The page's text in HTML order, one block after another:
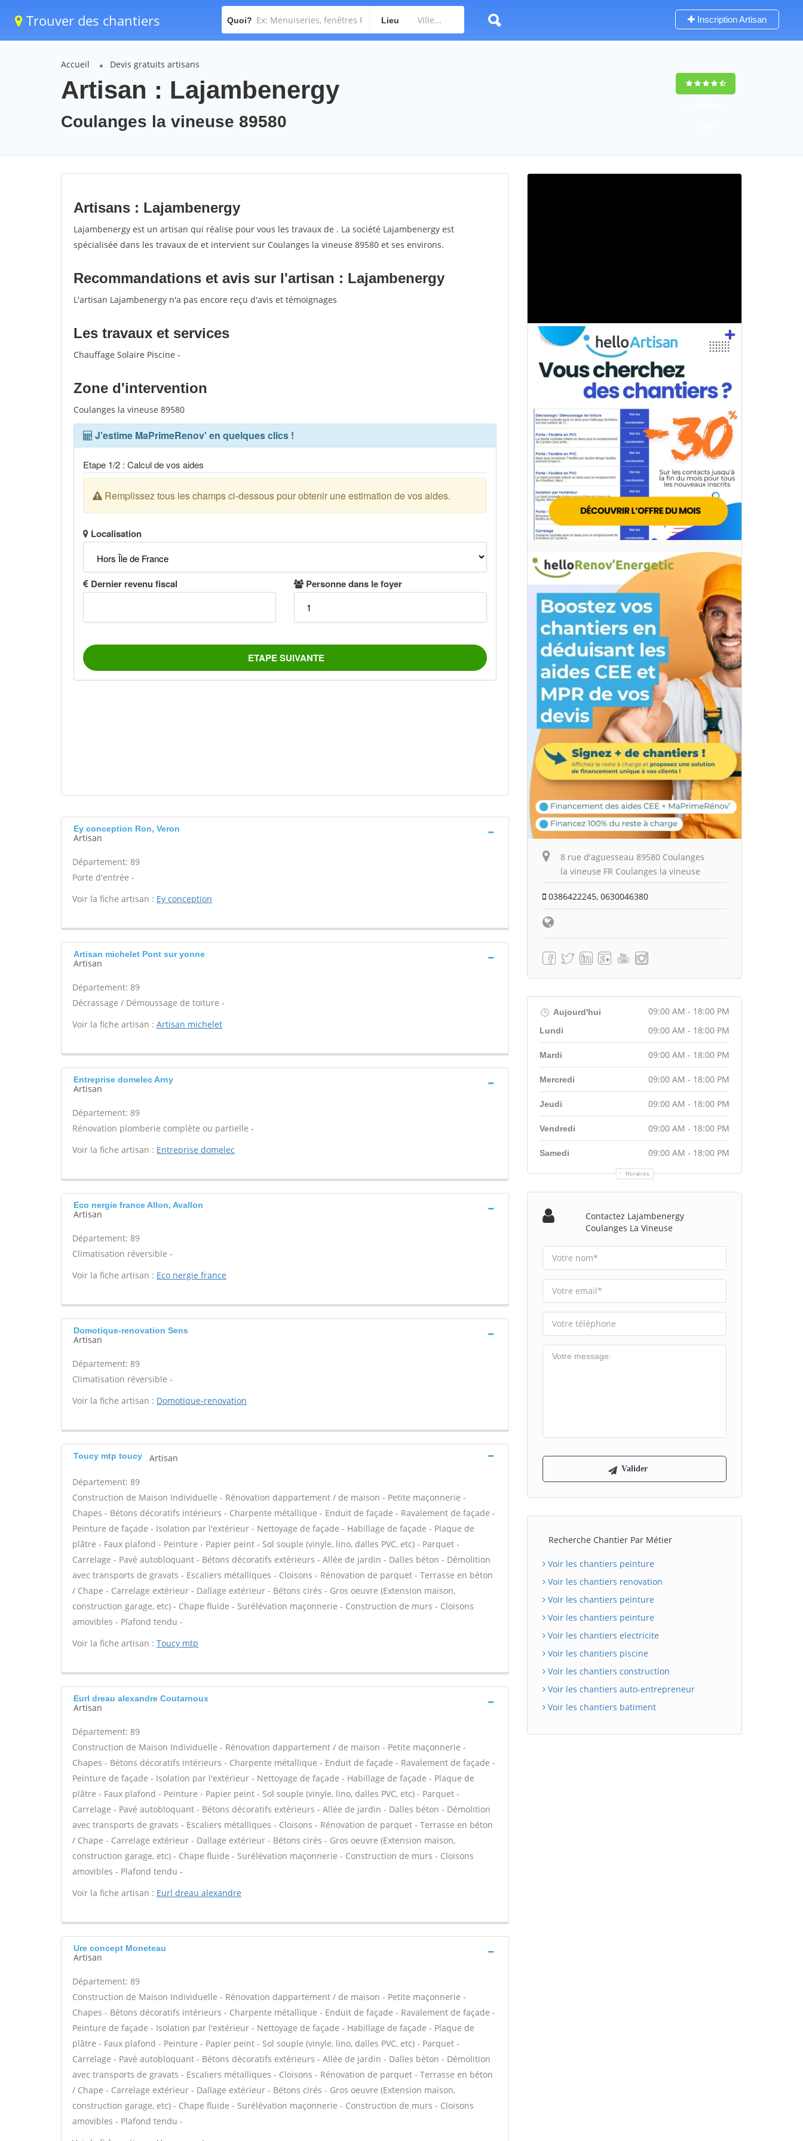
Trouver des chantiers Quoi? Lieu Inscription Artisan
Accueil Devis gratuits artisans
Artisan : Lajambenergy
Coulanges la vineuse 89580
Artisans : Lajambenergy
Lajambenergy est un artisan qui réalise pour vous les travaux de . La société Lajambenergy est
spécialisée dans les travaux de et intervient sur Coulanges la vineuse 89580 et ses environs.
Recommandations et avis sur l'artisan : Lajambenergy
L'artisan Lajambenergy n'a pas encore reçu d'avis et témoignages
Les travaux et services
Chauffage Solaire Piscine -
Zone d'intervention
Coulanges la vineuse 89580
Ey conception Ron, Veron
Artisan
Département: 89
Porte d'entrée -
Voir la fiche artisan : Ey conception
Artisan michelet Pont sur yonne
Artisan
Département: 89
Décrassage / Démoussage de toiture -
Voir la fiche artisan : Artisan michelet
Entreprise domelec Arny
Artisan
Département: 89
Rénovation plomberie complète ou partielle -
Voir la fiche artisan : Entreprise domelec
Eco nergie france Allon, Avallon
Artisan
Département: 89
Climatisation réversible -
Voir la fiche artisan : Eco nergie france
Domotique-renovation Sens
Artisan
Département: 89
Climatisation réversible -
Voir la fiche artisan : Domotique-renovation
Toucy mtp toucy Artisan
Département: 89
Construction de Maison Individuelle - Rénovation dappartement / de maison - Petite maçonnerie -
Chapes - Bétons décoratifs intérieurs - Charpente métallique - Enduit de façade - Ravalement de façade -
Peinture de façade - Isolation par l'extérieur - Nettoyage de façade - Habillage de façade - Plaque de
plâtre - Faux plafond - Peinture - Papier peint - Sol souple (vinyle, lino, dalles PVC, etc) - Parquet -
Carrelage - Pavé autobloquant - Bétons décoratifs extérieurs - Allée de jardin - Dalles béton - Démolition
avec transports de gravats - Escaliers métalliques - Cloisons - Rénovation de parquet - Terrasse en béton
/ Chape - Carrelage extérieur - Dallage extérieur - Bétons cirés - Gros oeuvre (Extension maison,
construction garage, etc) - Chape fluide - Surélévation maçonnerie - Construction de murs - Cloisons
amovibles - Plafond tendu -
Voir la fiche artisan : Toucy mtp
Eurl dreau alexandre Coutarnoux
Artisan
Département: 89
Construction de Maison Individuelle - Rénovation dappartement / de maison - Petite maçonnerie -
Chapes - Bétons décoratifs intérieurs - Charpente métallique - Enduit de façade - Ravalement de façade -
Peinture de façade - Isolation par l'extérieur - Nettoyage de façade - Habillage de façade - Plaque de
plâtre - Faux plafond - Peinture - Papier peint - Sol souple (vinyle, lino, dalles PVC, etc) - Parquet -
Carrelage - Pavé autobloquant - Bétons décoratifs extérieurs - Allée de jardin - Dalles béton - Démolition
avec transports de gravats - Escaliers métalliques - Cloisons - Rénovation de parquet - Terrasse en béton
/ Chape - Carrelage extérieur - Dallage extérieur - Bétons cirés - Gros oeuvre (Extension maison,
construction garage, etc) - Chape fluide - Surélévation maçonnerie - Construction de murs - Cloisons
amovibles - Plafond tendu -
Voir la fiche artisan : Eurl dreau alexandre
Ure concept Moneteau
Artisan
Département: 89
Construction de Maison Individuelle - Rénovation dappartement / de maison - Petite maçonnerie -
Chapes - Bétons décoratifs intérieurs - Charpente métallique - Enduit de façade - Ravalement de façade -
Peinture de façade - Isolation par l'extérieur - Nettoyage de façade - Habillage de façade - Plaque de
plâtre - Faux plafond - Peinture - Papier peint - Sol souple (vinyle, lino, dalles PVC, etc) - Parquet -
Carrelage - Pavé autobloquant - Bétons décoratifs extérieurs - Allée de jardin - Dalles béton - Démolition
avec transports de gravats - Escaliers métalliques - Cloisons - Rénovation de parquet - Terrasse en béton
/ Chape - Carrelage extérieur - Dallage extérieur - Bétons cirés - Gros oeuvre (Extension maison,
construction garage, etc) - Chape fluide - Surélévation maçonnerie - Construction de murs - Cloisons
amovibles - Plafond tendu -
8 rue d'aguesseau 89580 Coulanges
la vineuse FR Coulanges la vineuse
0386422245, 0630046380
Aujourd'hui 09:00 AM - 18:00 PM
Horaires
Lundi 09:00 AM - 18:00 PM
Mardi 09:00 AM - 18:00 PM
Mercredi 09:00 AM - 18:00 PM
Jeudi 09:00 AM - 18:00 PM
Vendredi 09:00 AM - 18:00 PM
Samedi 09:00 AM - 18:00 PM
Contactez Lajambenergy
Coulanges La Vineuse
Recherche Chantier Par Métier
Voir les chantiers peinture
Voir les chantiers renovation
Voir les chantiers peinture
Voir les chantiers peinture
Voir les chantiers electricite
Voir les chantiers piscine
Voir les chantiers construction
Voir les chantiers auto-entrepreneur
Voir les chantiers batiment